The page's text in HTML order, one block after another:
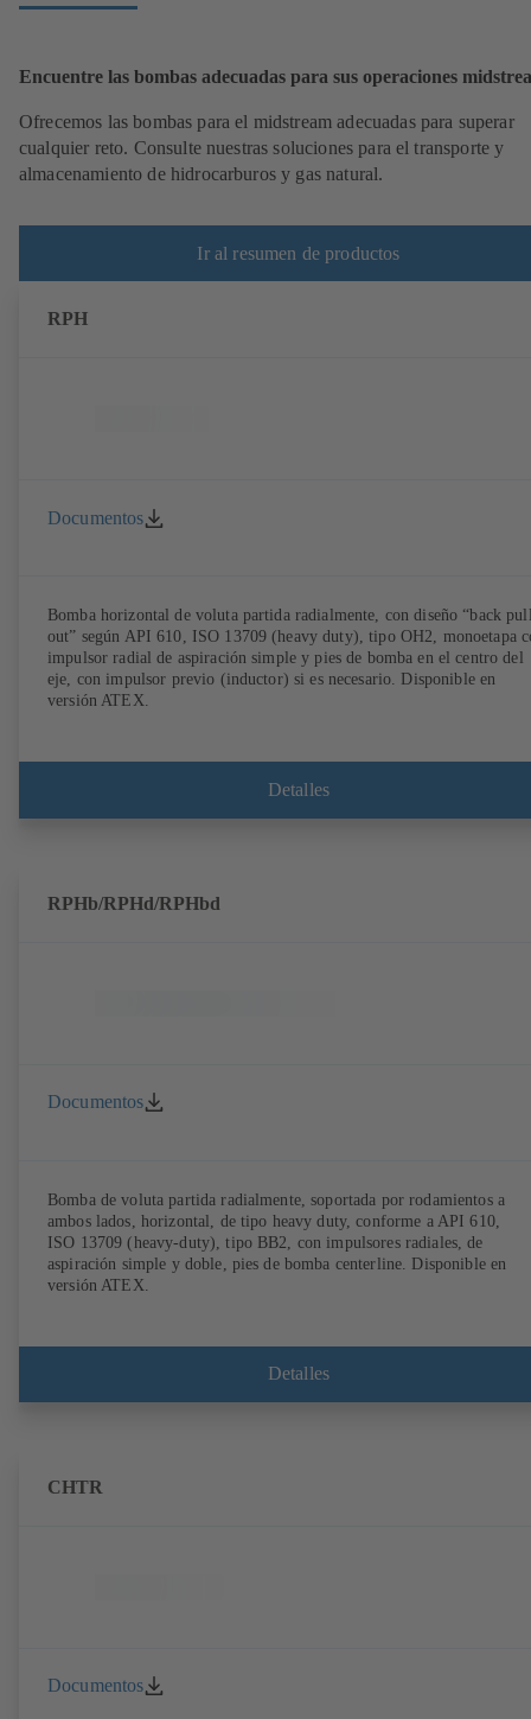
Encuentre las bombas adecuadas para sus operaciones
Ofrecemos las bombas para el midstream adecuadas para superar
cualquier reto. Consulte nuestras soluciones para el transporte y
almacenamiento de hidrocarburos y gas natural.
Ir al resumen de productos
RPH
Documentos
Bomba horizontal de voluta partida radialmente, con diseño “back
out” según API 610, ISO 13709 (heavy duty), tipo OH2, monoetapa
impulsor radial de aspiración simple y pies de bomba en el centro del
eje, con impulsor previo (inductor) si es necesario. Disponible en
versión ATEX.
Detalles
RPHb/RPHd/RPHbd
Documentos
Bomba de voluta partida radialmente, soportada por rodamientos a
ambos lados, horizontal, de tipo heavy duty, conforme a API 610,
ISO 13709 (heavy-duty), tipo BB2, con impulsores radiales, de
aspiración simple y doble, pies de bomba centerline. Disponible en
versión ATEX.
Detalles
CHTR
Documentos